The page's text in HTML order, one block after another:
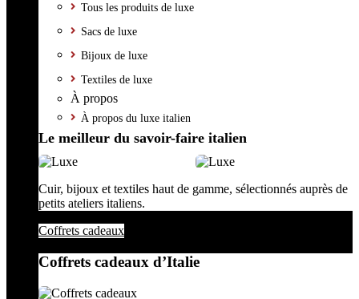
Tous les produits de luxe
Sacs de luxe
Bijoux de luxe
Textiles de luxe
À propos
À propos du luxe italien
Le meilleur du savoir-faire italien
Cuir, bijoux et textiles haut de gamme, sélectionnés auprès de
petits ateliers italiens.
Coffrets cadeaux
Coffrets cadeaux d’Italie